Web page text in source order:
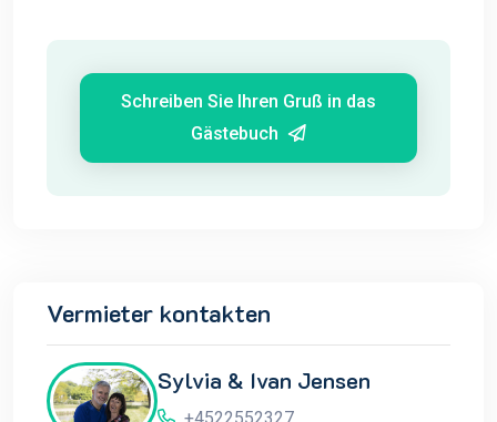
Schreiben Sie Ihren Gruß in das
Gästebuch
Vermieter kontakten
Sylvia & Ivan Jensen